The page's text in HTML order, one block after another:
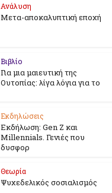
Ανάλυση
Μετα-αποκαλυπτική εποχή
Βιβλίο
Για μια μαιευτική της
Ουτοπίας: λίγα λόγια για το
Εκδηλώσεις
Εκδήλωση: Gen Z και
Millennials. Γενιές που
δυσφορ
Θεωρία
Ψυχεδελικός σοσιαλισμός